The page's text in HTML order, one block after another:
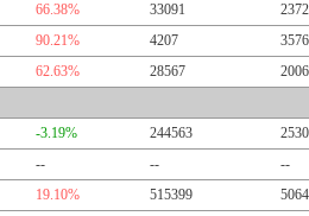
66.38% 33091
90.21% 4207 3576
62.63% 28567
-3.19% 244563
-- -- --
19.10% 515399